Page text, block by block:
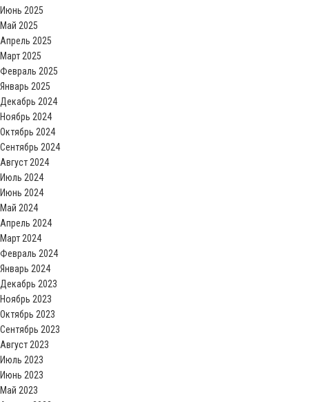
Июнь 2025
Май 2025
Апрель 2025
Март 2025
Февраль 2025
Январь 2025
Декабрь 2024
Ноябрь 2024
Октябрь 2024
Сентябрь 2024
Август 2024
Июль 2024
Июнь 2024
Май 2024
Апрель 2024
Март 2024
Февраль 2024
Январь 2024
Декабрь 2023
Ноябрь 2023
Октябрь 2023
Сентябрь 2023
Август 2023
Июль 2023
Июнь 2023
Май 2023